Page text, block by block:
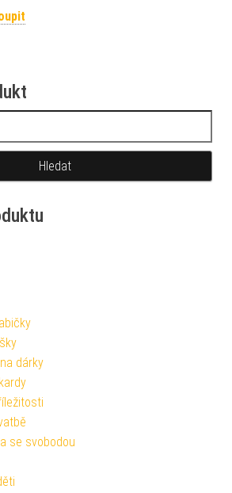
byla: 599 Kč.
cena je: 539 Kč.
dárky
se svobodou